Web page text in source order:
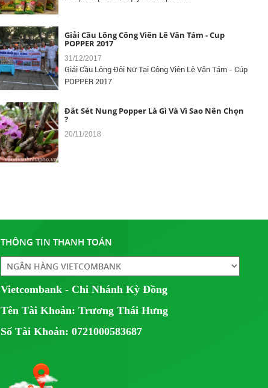
POPPER 2017
Giải Cầu Lông Đôi Nữ Tại Công Viên Lê Văn Tám - Cúp
POPPER 2017
?
20/11/2018
14/09/2017
CÔNG TY TNHH THỰC PHẨM SƠN THÁI chúng tôi là
nhà phân phối độc quyền sản phẩm...
Giải Cầu Lông Công Viên Lê Văn Tám - Cup
POPPER 2017
THÔNG TIN THANH TOÁN
Vietcombank - Chi Nhánh Kỳ Đồng
Tên Tài Khoản: Trương Thái Hưng
Số Tài Khoản: 0721000583687